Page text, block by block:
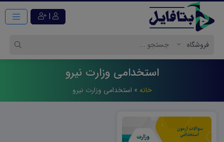
|
استخدامی وزارت نیرو
خانه » استخدامی وزارت نیرو